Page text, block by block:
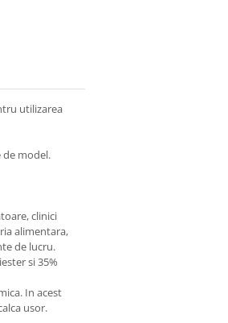
utilizarea
de model.
clinici
alimentara,
de lucru.
si 35%
In acest
usor.